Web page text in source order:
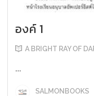
องค์ 1
A BRIGHT RAY OF
...
SALMONBOOKS